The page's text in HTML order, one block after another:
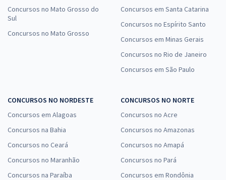
Concursos no Mato Grosso do
Sul
Concursos no Mato Grosso
Concursos em Santa Catarina
Concursos no Espírito Santo
Concursos em Minas Gerais
Concursos no Rio de Janeiro
Concursos em São Paulo
CONCURSOS NO NORDESTE
Concursos em Alagoas
Concursos na Bahia
Concursos no Ceará
Concursos no Maranhão
Concursos na Paraíba
CONCURSOS NO NORTE
Concursos no Acre
Concursos no Amazonas
Concursos no Amapá
Concursos no Pará
Concursos em Rondônia